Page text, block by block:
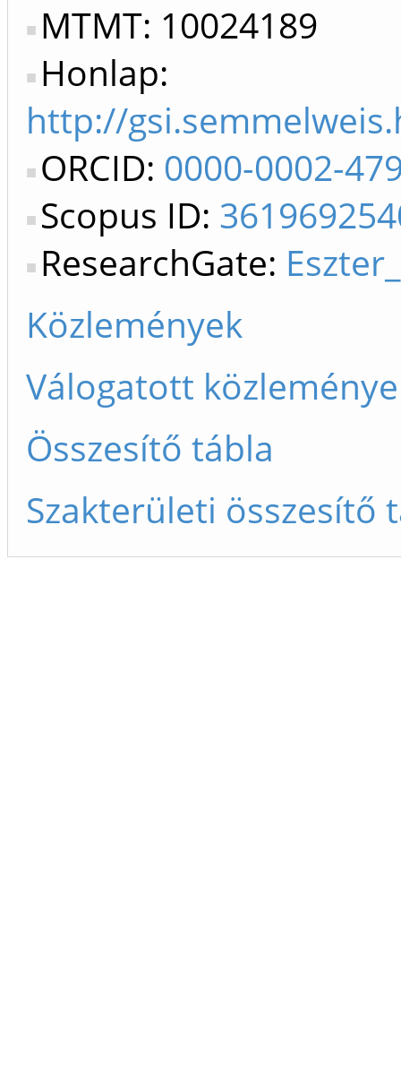
MTMT: 10024189
Honlap:
http://
ORCID: 0000-0002-
Scopus ID:
ResearchGate:
Közlemények
Válogatott
Összesítő tábla
Szakterületi összesítő